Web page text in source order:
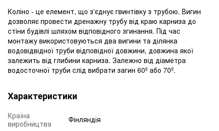
Коліно - це елемент, що з'єднує гвинтівку з трубою. Вигин
дозволяє провести дренажну трубу від краю карниза до
стіни будівлі шляхом відповідного згинання. Під час
монтажу використовуються два вигини та ділянка
водовідвідної труби відповідної довжини, довжина якої
залежить від глибини карниза. Залежно від діаметра
водосточної труби слід вибрати загин 60º або 70º.
Характеристики
Країна
виробництва
Фінляндія